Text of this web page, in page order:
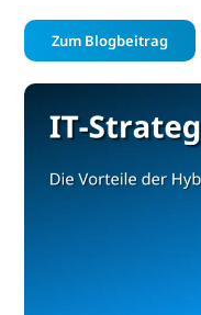
Zum Blogbeitrag